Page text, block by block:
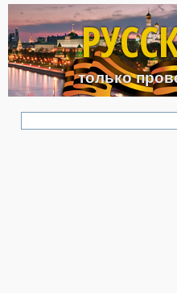
только